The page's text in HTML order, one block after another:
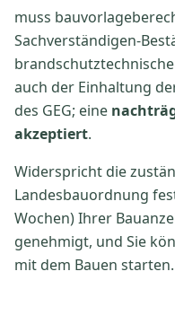
muss
Sachverständigen-
auch der Einhaltung
des GEG; eine
akzeptiert.
Widerspricht die
Landesbauordnung
Wochen) Ihrer
genehmigt, und Sie
mit dem Bauen starten.